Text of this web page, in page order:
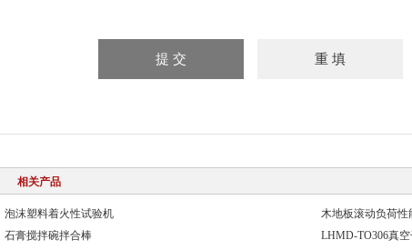
相关产品
泡沫塑料着火性试验机
木地板滚动负荷性
石膏搅拌碗拌合棒
LHMD-TO306真